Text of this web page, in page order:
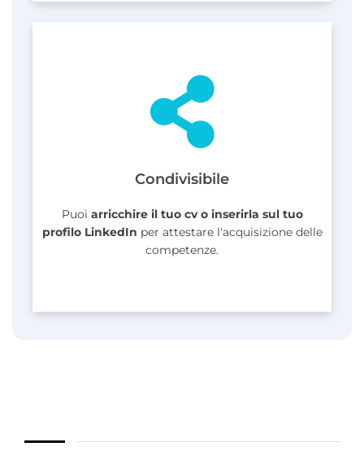
Condivisibile
Puoi arricchire il tuo cv o inserirla sul tuo
profilo LinkedIn per attestare l'acquisizione delle
competenze.